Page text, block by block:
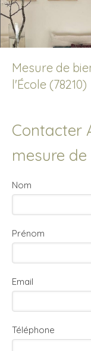
Mesure de
l'École (78210)
Contacter
mesure
Nom
Prénom
Email
Téléphone